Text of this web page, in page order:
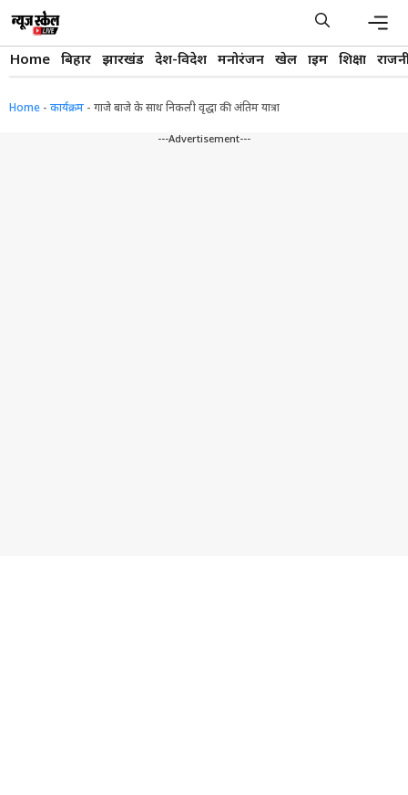
content
Home बिहार झारखंड देश-विदेश मनोरंजन खेल क्राइम शिक्षा
Home - कार्यक्रम - गाजे बाजे के साथ निकली वृद्धा की अंतिम यात्रा
---Advertisement---